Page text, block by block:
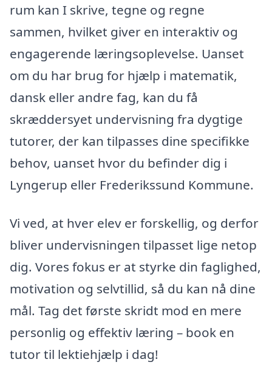
rum kan I skrive, tegne og regne
sammen, hvilket giver en interaktiv og
engagerende læringsoplevelse. Uanset
om du har brug for hjælp i matematik,
dansk eller andre fag, kan du få
skræddersyet undervisning fra dygtige
tutorer, der kan tilpasses dine specifikke
behov, uanset hvor du befinder dig i
Lyngerup eller Frederikssund Kommune.
Vi ved, at hver elev er forskellig, og derfor
bliver undervisningen tilpasset lige netop
dig. Vores fokus er at styrke din faglighed,
motivation og selvtillid, så du kan nå dine
mål. Tag det første skridt mod en mere
personlig og effektiv læring – book en
tutor til lektiehjælp i dag!